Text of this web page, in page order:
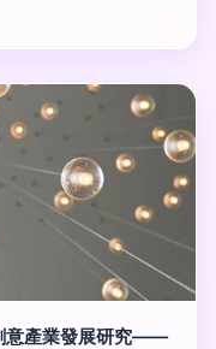
意產業發展研究——